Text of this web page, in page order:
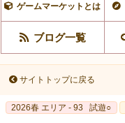
ゲームマーケットとは
ブログ一覧
サイトトップに戻る
2026春 エリア - 93 試遊○